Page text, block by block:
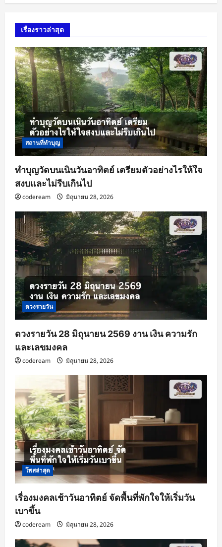
เรื่องราวล่าสุด
สถานที่ทำบุญ
ทำบุญวัดบนเนินวันอาทิตย์ เตรียมตัวอย่างไรให้ใจ
สงบและไม่รีบเกินไป
codeream มิถุนายน 28, 2026
ดวงรายวัน
ดวงรายวัน 28 มิถุนายน 2569 งาน เงิน ความรัก
และเลขมงคล
codeream มิถุนายน 28, 2026
โพสล่าสุด
เรื่องมงคลเช้าวันอาทิตย์ จัดพื้นที่พักใจให้เริ่มวัน
เบาขึ้น
codeream มิถุนายน 28, 2026